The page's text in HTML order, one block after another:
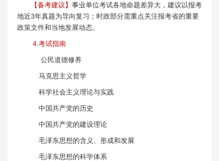
【备考建议】 事业单位考试各地命题差异大，建议以报考
地近3年真题为导向复习；时政部分需重点关注报考省的重要
政策文件和当地发展动态。
4.考试指南
公民道德修养
马克思主义哲学
科学社会主义理论与实践
中国共产党的历史
中国共产党的建设理论
毛泽东思想的含义、形成和发展
毛泽东思想的科学体系